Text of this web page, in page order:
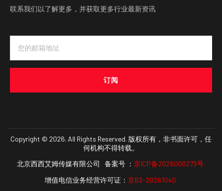
联系我们以了解更多，并获取更多行业最新资讯
订阅
Copyright © 2026. All Rights Reserved. 版权所有，非书面许可，任
何机构不得转载。
北京西西艾姆传媒有限公司 备案号 ： 京ICP备2026000273号
增值电信业务经营许可证： 京B2-20261040